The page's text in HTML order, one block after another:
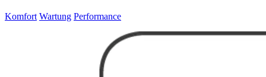
Komfort Wartung Performance